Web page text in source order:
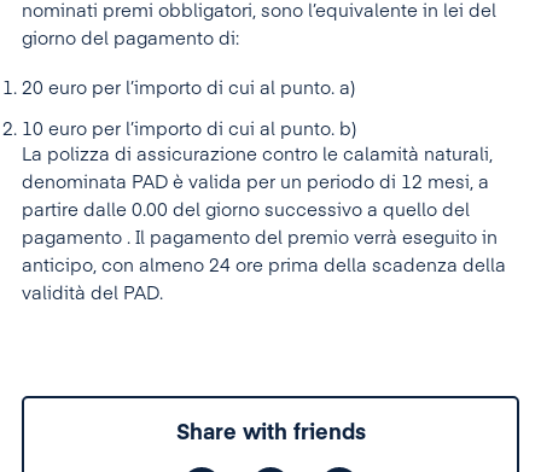
nominati premi obbligatori, sono l’equivalente in lei del
giorno del pagamento di:
20 euro per l’importo di cui al punto. a)
10 euro per l’importo di cui al punto. b)
La polizza di assicurazione contro le calamità naturali,
denominata PAD è valida per un periodo di 12 mesi, a
partire dalle 0.00 del giorno successivo a quello del
pagamento . Il pagamento del premio verrà eseguito in
anticipo, con almeno 24 ore prima della scadenza della
validità del PAD.
Share with friends